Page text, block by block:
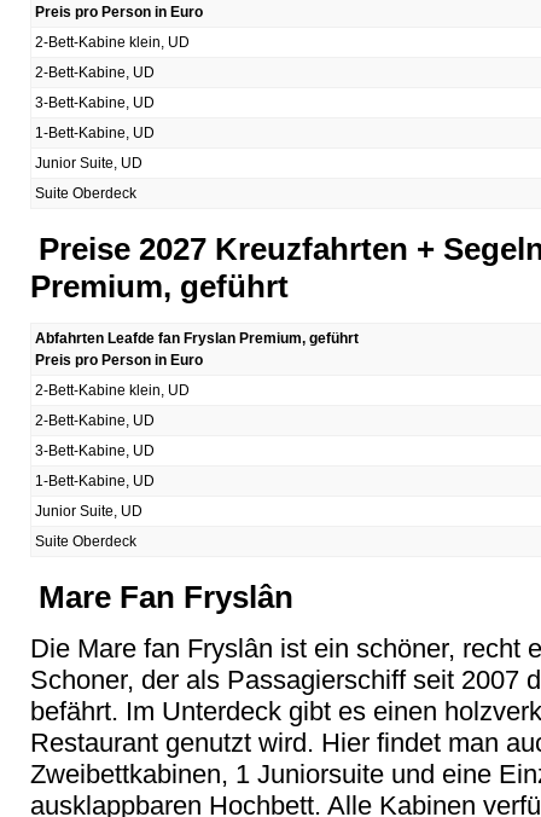
Preis pro Person in Euro
2-Bett-Kabine klein, UD
2-Bett-Kabine, UD
3-Bett-Kabine, UD
1-Bett-Kabine, UD
Junior Suite, UD
Suite Oberdeck
Preise 2027 Kreuzfahrten +
Premium, geführt
Abfahrten Leafde fan Fryslan Premium, geführt
Preis pro Person in Euro
2-Bett-Kabine klein, UD
2-Bett-Kabine, UD
3-Bett-Kabine, UD
1-Bett-Kabine, UD
Junior Suite, UD
Suite Oberdeck
Mare Fan Fryslân
Die Mare fan Fryslân ist ein schöner, recht
Schoner, der als Passagierschiff seit 2007
befährt. Im Unterdeck gibt es einen
Restaurant genutzt wird. Hier findet man
Zweibettkabinen, 1 Juniorsuite und eine
ausklappbaren Hochbett. Alle Kabinen